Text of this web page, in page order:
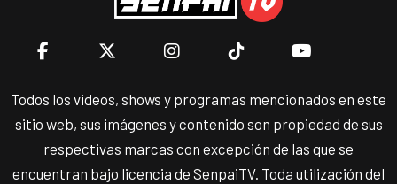
Todos los videos, shows y programas mencionados en este
sitio web, sus imágenes y contenido son propiedad de sus
respectivas marcas con excepción de las que se
encuentran bajo licencia de SenpaiTV. Toda utilización del